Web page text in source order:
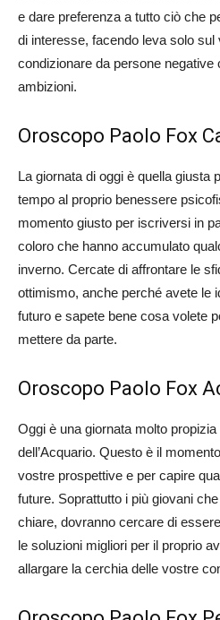
e dare preferenza a tutto ciò che
di interesse, facendo leva solo
condizionare da persone negative
ambizioni.
Oroscopo Paolo Fox
La giornata di oggi è quella giusta
tempo al proprio benessere
momento giusto per iscriversi in
coloro che hanno accumulato
inverno. Cercate di affrontare le
ottimismo, anche perché avete le
futuro e sapete bene cosa volete
mettere da parte.
Oroscopo Paolo Fox
Oggi è una giornata molto
dell’Acquario. Questo è il
vostre prospettive e per capire
future. Soprattutto i più giovani
chiare, dovranno cercare di
le soluzioni migliori per il proprio
allargare la cerchia delle vostre